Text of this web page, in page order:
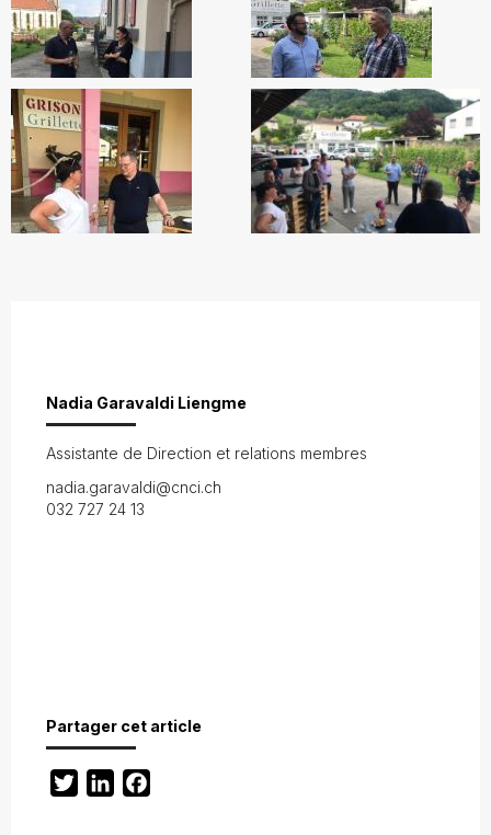
Nadia Garavaldi Liengme
Assistante de Direction et relations membres
nadia.garavaldi@cnci.ch
032 727 24 13
Partager cet article
TwitterLinkedIn